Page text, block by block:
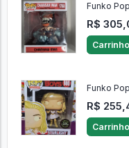
Funko
R$
Carrinho
Funko
R$
Carrinho